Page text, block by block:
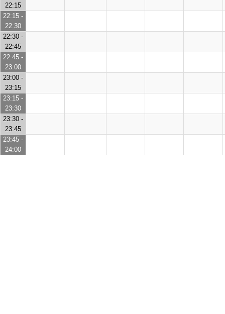
22:15
22:15 -
22:30
22:30 -
22:45
22:45 -
23:00
23:00 -
23:15
23:15 -
23:30
23:30 -
23:45
23:45 -
24:00